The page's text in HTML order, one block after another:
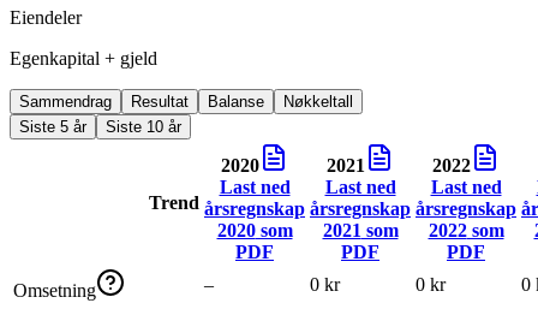
Eiendeler
Egenkapital + gjeld
Sammendrag Resultat Balanse
Nøkkeltall
Siste 5 år
Siste 10 år
Trend
2020
Last ned
årsregnskap
2020som
PDF
2021
Last ned
årsregnskap
2021 som
PDF
2022
Last ned
årsregnskap
2022som
PDF
Omsetning – 0 kr 0 kr 0